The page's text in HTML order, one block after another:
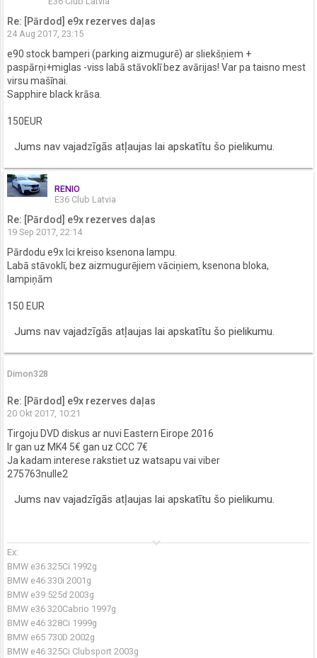
Re: [Pārdod] e9x rezerves daļas
24 Aug 2017, 23:15
e90 stock bamperi (parking aizmugurē) ar sliekšņiem +
paspārņi+miglas -viss labā stāvoklī bez avārijas! Var pa taisno mest
virsu mašīnai.
Sapphire black krāsa.
150EUR
Jums nav vajadzīgās atļaujas lai apskatītu šo pielikumu.
RENIO
E36 Club Latvia
Re: [Pārdod] e9x rezerves daļas
19 Sep 2017, 22:14
Pārdodu e9x lci kreiso ksenona lampu.
Labā stāvoklī, bez aizmugurējiem vāciņiem, ksenona bloka,
lampiņām
150 EUR
Jums nav vajadzīgās atļaujas lai apskatītu šo pielikumu.
Dimon328
Re: [Pārdod] e9x rezerves daļas
20 Okt 2017, 10:21
Tirgoju DVD diskus ar nuvi Eastern Eirope 2016
Ir gan uz MK4 5€ gan uz CCC 7€
Ja kadam interese rakstiet uz watsapu vai viber
275763nulle2
Jums nav vajadzīgās atļaujas lai apskatītu šo pielikumu.
keyboard_arrow_down
Ex:
BMW e36 325Ci 1992g
BMW e46 330i 2001g
BMW e39 525d 2003g
BMW e36 320Cabrio 1997g
BMW e46 328Ci 1999g
BMW e65 730D 2002g
BMW e46 325Ci Clubsport 2003g